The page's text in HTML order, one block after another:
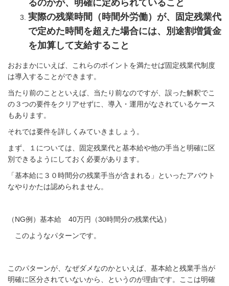
るのかが、明確に定められていること
実際の残業時間（時間外労働）が、固定残業代
で定めた時間を超えた場合には、別途割増賃金
を加算して支給すること
おおまかにいえば、これらのポイントを満たせば固定残業代制度
は導入することができます。
当たり前のことといえば、当たり前なのですが、誤った解釈でこ
の３つの要件をクリアせずに、導入・運用がなされているケース
もあります。
それでは要件を詳しくみていきましょう。
まず、１については、固定残業代と基本給や他の手当と明確に区
別できるようにしておく必要があります。
「基本給に３０時間分の残業手当が含まれる」といったアバウト
なやりかたは認められません。
（NG例）基本給 40万円（30時間分の残業代込）
このようなパターンです。
このパターンが、なぜダメなのかといえば、基本給と残業手当が
明確に区分されていないから、というのが理由です。ここは明確